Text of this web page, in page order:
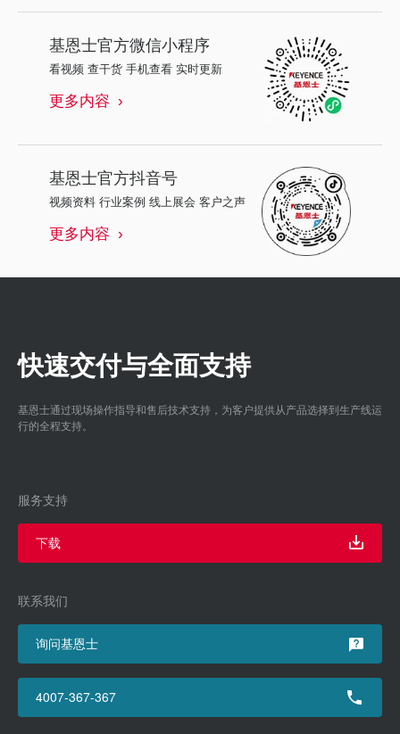
基恩士官方微信小程序
看视频 查干货 手机查看 实时更新
更多内容
基恩士官方抖音号
视频资料 行业案例 线上展会 客户之声
更多内容
快速交付与全面支持
基恩士通过现场操作指导和售后技术支持，为客户提供从产品选择到生产线运
行的全程支持。
服务支持
下载
联系我们
询问基恩士
4007-367-367